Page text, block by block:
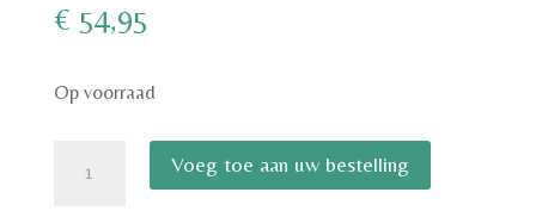
€ 54,95
Op voorraad
Voeg toe aan uw bestelling